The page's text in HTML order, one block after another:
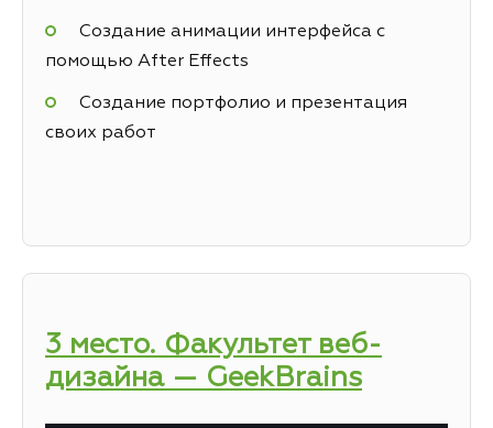
Создание анимации интерфейса с
помощью After Effects
Создание портфолио и презентация
своих работ
3 место. Факультет веб-
дизайна — GeekBrains